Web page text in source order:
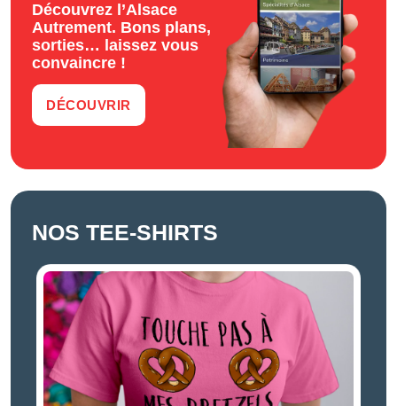
Découvrez l’Alsace
Autrement. Bons plans,
sorties… laissez vous
convaincre !
DÉCOUVRIR
NOS TEE-SHIRTS